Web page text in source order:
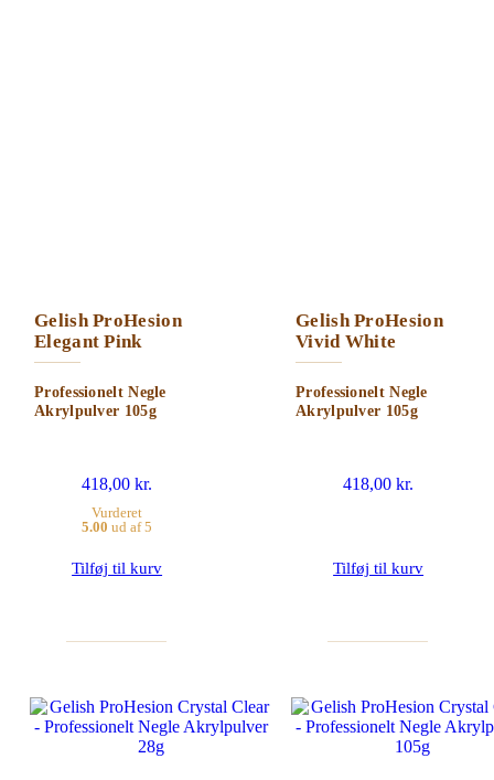
Gelish ProHesion
Elegant Pink
Professionelt Negle
Akrylpulver 105g
Vurderet
5.00 ud af 5
418,00 kr.
Tilføj til kurv
Gelish ProHesion
Vivid White
Professionelt Negle
Akrylpulver 105g
418,00 kr.
Tilføj til kurv